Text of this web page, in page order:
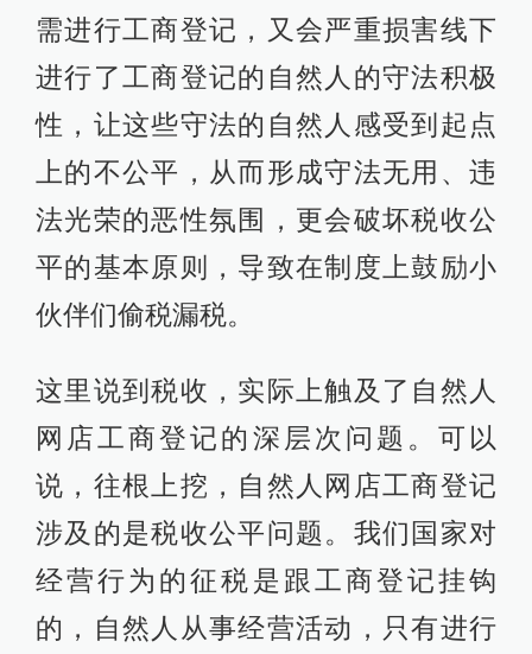
需进行工商登记，又会严重损害线下
进行了工商登记的自然人的守法积极
性，让这些守法的自然人感受到起点
上的不公平，从而形成守法无用、违
法光荣的恶性氛围，更会破坏税收公
平的基本原则，导致在制度上鼓励小
伙伴们偷税漏税。
这里说到税收，实际上触及了自然人
网店工商登记的深层次问题。可以
说，往根上挖，自然人网店工商登记
涉及的是税收公平问题。我们国家对
经营行为的征税是跟工商登记挂钩
的，自然人从事经营活动，只有进行